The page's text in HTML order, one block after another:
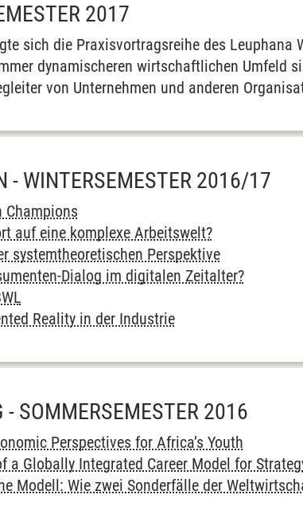
2017
sich die Praxisvortragsreihe des
dynamischeren wirtschaftlichen Umfeld
von Unternehmen und anderen
- WINTERSEMESTER 2016/17
Champions
auf eine komplexe Arbeitswelt?
systemtheoretischen Perspektive
Dialog im digitalen Zeitalter?
Reality in der Industrie
SOMMERSEMESTER 2016
Perspectives for Africa’s Youth
a Globally Integrated Career Model for
Modell: Wie zwei Sonderfälle der